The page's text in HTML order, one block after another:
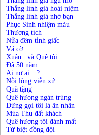
Thằng lính già hoài niệm
Thằng lính già nhớ bạn
Phục Sinh nhiệm màu
Thương tích
Nửa đêm tỉnh giấc
Vá cờ
Xuân...và Quê tôi
Đã 50 năm
Ai nợ ai…?
Nỗi lòng viễn xứ
Quà tặng
Quê hưong ngàn trùng
Đừng gọi tôi là ân nhân
Mùa Thu đất khách
Quê hương tôi đánh mất
Từ biệt đồng đội